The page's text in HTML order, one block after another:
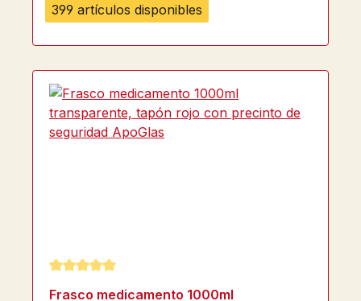
399 artículos disponibles
Calificación promedio de 5 de 5 estrellas
Frasco medicamento 1000ml